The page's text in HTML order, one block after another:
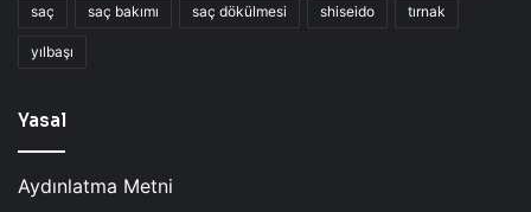
saç saç bakımı saç dökülmesi shiseido tırnak
yılbaşı
Yasal
Aydınlatma Metni